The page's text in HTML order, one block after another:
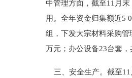
中管理方面，截至11月
用。全年资金归集额近5
组，下发大宗材料采购
万元；办公设备23台套
三、安全生产。截至11